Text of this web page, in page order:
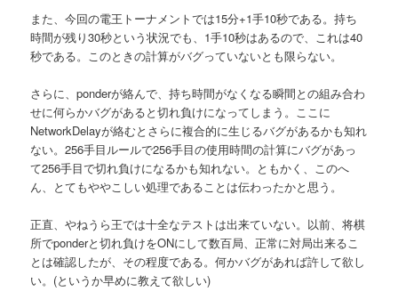
また、今回の電王トーナメントでは15分+1手10秒である。持ち
時間が残り30秒という状況でも、1手10秒はあるので、これは40
秒である。このときの計算がバグっていないとも限らない。
さらに、ponderが絡んで、持ち時間がなくなる瞬間との組み合わ
せに何らかバグがあると切れ負けになってしまう。ここに
NetworkDelayが絡むとさらに複合的に生じるバグがあるかも知れ
ない。256手目ルールで256手目の使用時間の計算にバグがあっ
て256手目で切れ負けになるかも知れない。ともかく、このへ
ん、とてもややこしい処理であることは伝わったかと思う。
正直、やねうら王では十全なテストは出来ていない。以前、将棋
所でponderと切れ負けをONにして数百局、正常に対局出来るこ
とは確認したが、その程度である。何かバグがあれば許して欲し
い。(というか早めに教えて欲しい)